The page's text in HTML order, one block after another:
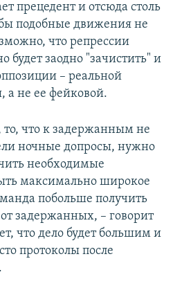
прецедент и отсюда столь
подобные движения не
что репрессии
заодно "зачистить" и
– реальной
а не ее фейковой.
что к задержанным не
ночные допросы, нужно
необходимые
максимально широкое
побольше получить
задержанных, – говорит
что дело будет большим и
протоколы после